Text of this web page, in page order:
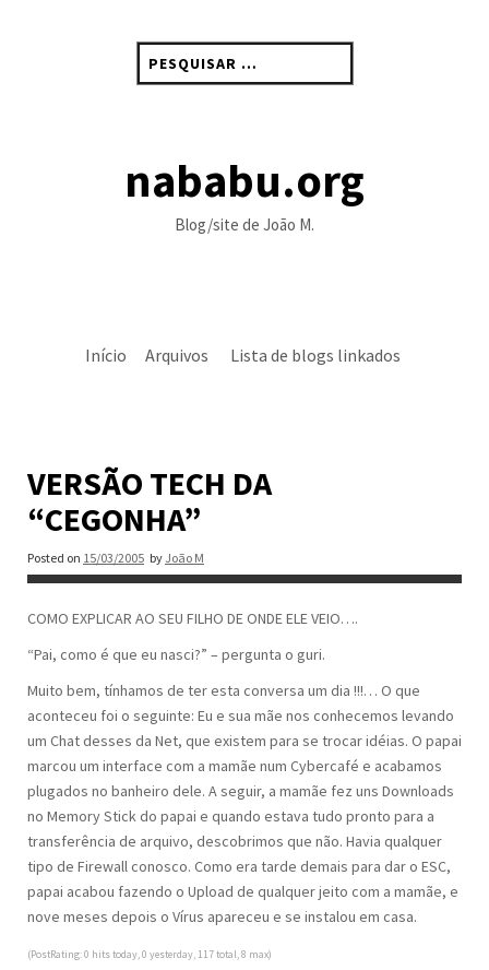
por:
nababu.org
Blog/site de João M.
Início Arquivos Lista de blogs linkados
VERSÃO TECH DA
“CEGONHA”
Posted on 15/03/2005 by João M
COMO EXPLICAR AO SEU FILHO DE ONDE ELE VEIO….
“Pai, como é que eu nasci?” – pergunta o guri.
Muito bem, tínhamos de ter esta conversa um dia !!!… O que
aconteceu foi o seguinte: Eu e sua mãe nos conhecemos levando
um Chat desses da Net, que existem para se trocar idéias. O papai
marcou um interface com a mamãe num Cybercafé e acabamos
plugados no banheiro dele. A seguir, a mamãe fez uns Downloads
no Memory Stick do papai e quando estava tudo pronto para a
transferência de arquivo, descobrimos que não. Havia qualquer
tipo de Firewall conosco. Como era tarde demais para dar o ESC,
papai acabou fazendo o Upload de qualquer jeito com a mamãe, e
nove meses depois o Vírus apareceu e se instalou em casa.
(PostRating: 0 hits today, 0 yesterday, 117 total, 8 max)